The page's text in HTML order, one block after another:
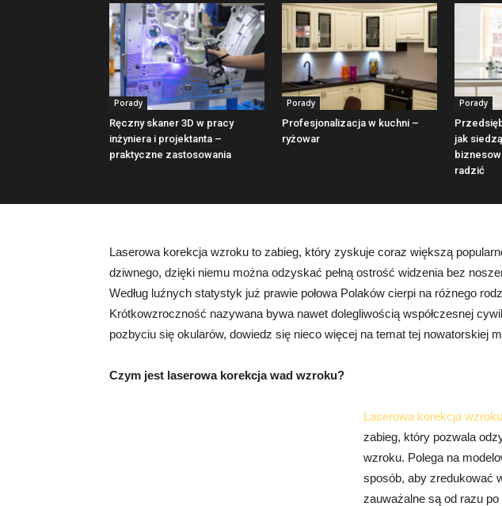
Porady
Ręczny skaner 3D w pracy
inżyniera i projektanta –
praktyczne zastosowania
Porady
Profesjonalizacja w kuchni –
ryżowar
Porady
jak
radzić
Laserowa korekcja wzroku to zabieg, który zyskuje coraz większą
dziwnego, dzięki niemu można odzyskać pełną ostrość widzenia bez
Według luźnych statystyk już prawie połowa Polaków cierpi na różnego
Krótkowzroczność nazywana bywa nawet dolegliwością współczesnej
pozbyciu się okularów, dowiedz się nieco więcej na temat tej nowatorskiej
Czym jest laserowa korekcja wad wzroku?
Laserowa korekcja wzroku
zabieg, który pozwala
wzroku. Polega na
sposób, aby zredukować
zauważalne są od razu